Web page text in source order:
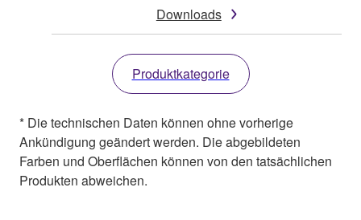
Downloads
Produktkategorie
* Die technischen Daten können ohne vorherige
Ankündigung geändert werden. Die abgebildeten
Farben und Oberflächen können von den tatsächlichen
Produkten abweichen.